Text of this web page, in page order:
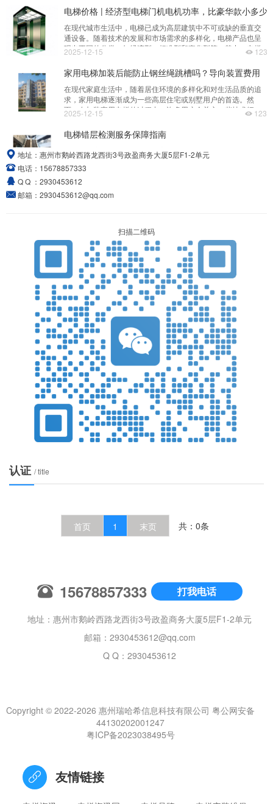
梯在易燃易爆环境中运行时的安全性能指标，通常依据国际或
国家标准进行划分，如GB/T 3811-2017《起重机设计规范》中
对防爆电梯
电梯价格 | 经济型电梯门机电机功率，比豪华款小多少
在现代城市生活中，电梯已成为高层建筑中不可或缺的垂直交
通设备。随着技术的发展和市场需求的多样化，电梯产品也呈
现出不同的分类，如经济型、标准型和豪华型等。其中，电梯
门机电机功率作为影响电梯性能和成本的重要因素，成为消费
与豪华款相比究竟小多少，并分析其背后的技术与成本差异。
首先，我们需要明确电梯门机电机的作用。门机电机是电梯门
系统的核心部件，负责驱
2025-12-15 123
家用电梯加装后能防止钢丝绳跳槽吗？导向装置费用
在现代家庭生活中，随着居住环境的多样化和对生活品质的追
求，家用电梯逐渐成为一些高层住宅或别墅用户的首选。然
而，在加装家用电梯的过程中，许多用户会关心一些技术细
节，例如“加装后是否能防止钢丝绳跳槽”以及“导向装置费用”等
的维护成本。首先，关于“家用电梯加装后能否防止钢丝绳跳
从曳引轮或导向轮上
2025-12-15 123
电梯错层检测服务保障指南
工具，其安全运行直接关系到人们的生命财产安全。随着电梯
数量的不断增长，电梯错层问题成为影响安全运行的重要因素
之一。为了有效预防和解决这一问题，建立一套完善的“电梯错
在运行过程中未能准确停靠在指定楼层，导致乘客无法正常上
2025-12-15
货梯最快速度能跑2.1m/s吗？需要专家评审吗
关键指标，尤其是在高层建筑或大型仓库中，货梯的运行速度
直接关系到整体物流系统的运作效率。近年来，随着技术的发
展，市场上出现了许多新型货梯产品，其速度不断提升，甚至
有传言称某些货梯的最高速度可以达到2.1米/秒。那么，货梯最
快速度真的能跑2.1米/秒吗？是否需要专家评审呢？首先，我们
需要了解货
电梯资讯 | 现代写字楼电梯装潢如何搭配简约线条更大
电梯作为现代写字楼的重要组成部分，不仅是垂直交通的工具，
空间美学的体现。随着人们对办公环境品质要求的提升，电梯内
逐渐成为关注的焦点。在众多设计风格中，简约线条的搭配因其
看的特点，成为许多写字楼电梯装饰的首选。简约线条的设计理
多”，通过简洁的造型和流畅的线条，营造出干净利落的空间感
够有效提升空间的视觉层次，还能让整个电梯内部显得
2025-12-15
电梯资讯 | 采购合同注明维保人员的资质要求，确保服
在现代城市中，电梯已成为人们日常生活中不可或缺的垂直交通
着城市化进程的加快，电梯数量持续增长，其安全运行和高效维
性愈发凸显。为了确保电梯的稳定运行和乘客的安全，采购合同
人员的资质要求日益受到重视。通过明确维保人员的资质标准，
提升服务质量，还能有效降低安全隐患，保障企业和用户的利益
维保人员的资质是衡量其专业能力的重要依据。电梯作为一种复
设备，涉及电气、
2025-12-15
电梯项目 | 7项安全升级！工厂货梯轿厢扩容载重提升
电梯项目 | 7项安全升级！工厂货梯轿厢扩容载重提升的防护配
制造的发展，工厂内部对物流运输的需求日益增长，传统的货梯
现代化生产流程的需求。为了提高效率、保障安全，许多工厂开
行升级改造。其中，轿厢扩容与载重提升成为核心需求之一，而
中，安全防护配置的优化同样至关重要。首先，加强轿厢结构强
的基础。在扩容和提升载重的过程中，轿厢的材质和结构必须进
2025-12-15
上海三菱电梯有限公司
产品的革新，并以技术、质量及优质的售后服务先后赢得了北
了衡量建筑整体水准的一项重要指标。在2006年中国国际电梯
展示会上，三菱电机展示了世界上18m/秒的最高速电梯技术。
此技术采用了高精度变频技术及控制技术，在解除影响电梯舒
日立电梯充分整合了亚洲研发中心、上海研发中心、扶梯研发
中心、电机研发中心、楼宇技术研发中心、日本水户研发中心
等6个研发机构的资源，形成研发网络体系，共同开发具有自主
司，也是电梯创始公司；世界上最高的100幢建筑大多采用奥的
斯的电梯产品，拥有世界上最领先的产品和管理技术，中国天
展。
杭州西奥电梯有限公司
在杭州余杭国家级经济技术开发区，有一家备受瞩目的电梯制
造企业——杭州西奥电梯有限公司。自 2004 年成立以来，它
凭借卓越的创新能力和强大的综合实力，在电梯行业中一路高
资质制造厂家 ，具有国家质检总局颁发的电梯制造、安装、改
造和维修保养的A级资质
2025-05-10
价值的信息枢纽，为电梯采购者、使用者和服务商提供全方位
的支持和服务。平台整合行业资源，覆盖电梯全生命周期需
地址： 惠州市鹅岭西路龙西街3号政盈商务大厦5层F1-2单元
电话： 15678857333
Q Q ： 2930453612
邮箱： 2930453612@qq.com
扫描二维码
认证 / title
首页 1 末页 共：0条
15678857333 打我电话
地址：惠州市鹅岭西路龙西街3号政盈商务大厦5层F1-2单元
邮箱： 2930453612@qq.com
Q Q：2930453612
Copyright © 2022-2026 惠州瑞哈希信息科技有限公司 粤公网安备
44130202001247
粤ICP备2023038495号
友情链接